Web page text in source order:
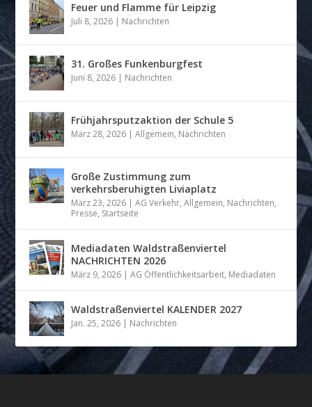
Feuer und Flamme für Leipzig
Juli 8, 2026 | Nachrichten
31. Großes Funkenburgfest
Juni 8, 2026 | Nachrichten
Frühjahrsputzaktion der Schule 5
März 28, 2026 |Allgemein, Nachrichten
Große Zustimmung zum
verkehrsberuhigten Liviaplatz
März 23, 2026 |AG Verkehr,Allgemein, Nachrichten,
Presse, Startseite
Mediadaten Waldstraßenviertel
NACHRICHTEN 2026
März 9, 2026 |AG Öffentlichkeitsarbeit, Mediadaten
Waldstraßenviertel KALENDER 2027
Jan. 25, 2026 | Nachrichten